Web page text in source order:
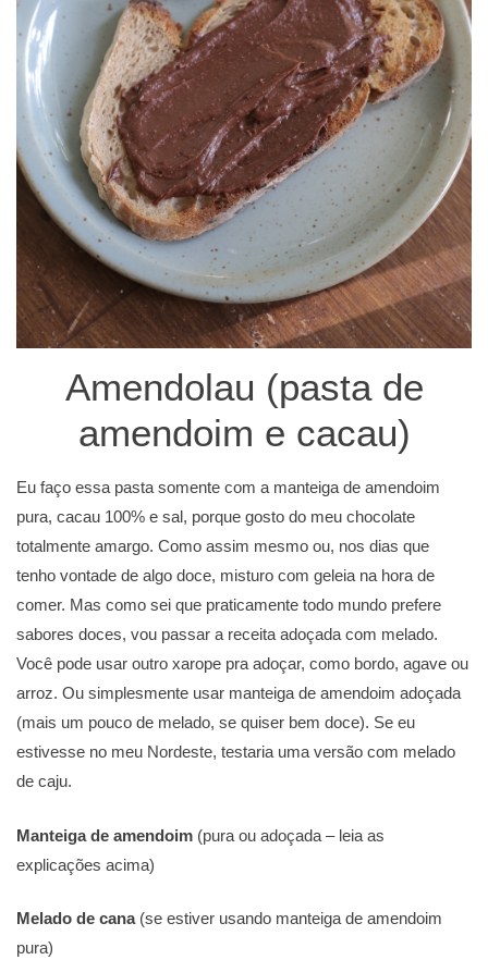
Amendolau (pasta de
amendoim e cacau)
Eu faço essa pasta somente com a manteiga de amendoim
pura, cacau 100% e sal, porque gosto do meu chocolate
totalmente amargo. Como assim mesmo ou, nos dias que
tenho vontade de algo doce, misturo com geleia na hora de
comer. Mas como sei que praticamente todo mundo prefere
sabores doces, vou passar a receita adoçada com melado.
Você pode usar outro xarope pra adoçar, como bordo, agave ou
arroz. Ou simplesmente usar manteiga de amendoim adoçada
(mais um pouco de melado, se quiser bem doce). Se eu
estivesse no meu Nordeste, testaria uma versão com melado
de caju.
Manteiga de amendoim (pura ou adoçada – leia as
explicações acima)
Melado de cana(se estiver usando manteiga de amendoim
pura)